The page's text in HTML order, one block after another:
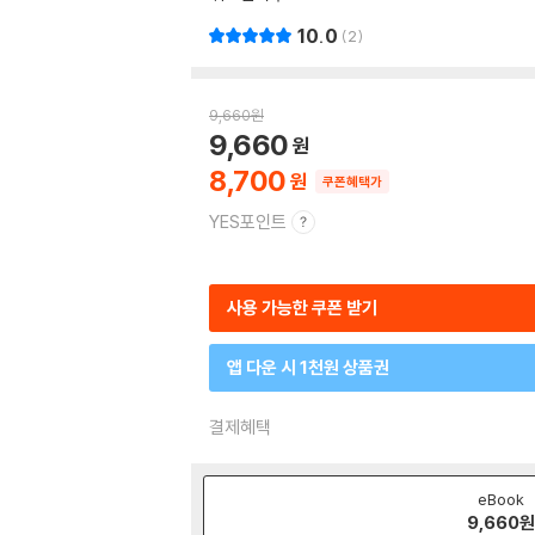
10.0 2
9,660원
8,700
9,660
쿠폰혜택가
YES포인트
사용 가능한 쿠폰 받기
앱 다운 시 1천원 상품권
결제혜택
eBook
9,660원